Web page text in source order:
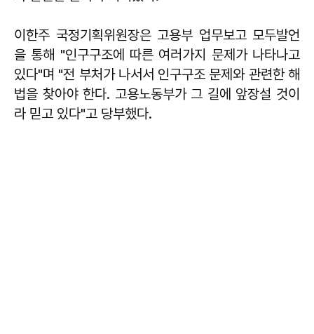
이한주 국정기획위원장은 고용부 업무보고 모두발언
을 통해 "인구구조에 따른 여러가지 문제가 나타나고
있다"며 "전 부처가 나서서 인구구조 문제와 관련한 해
법을 찾아야 한다. 고용노동부가 그 길에 앞장설 것이
라 믿고 있다"고 당부했다.